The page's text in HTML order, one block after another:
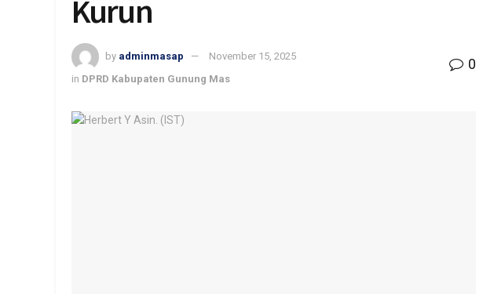
Kurun
by adminmasap
November 15, 2025
in DPRD Kabupaten Gunung Mas
0